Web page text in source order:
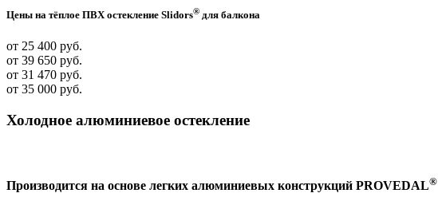
Цены на тёплое ПВХ остекление Slidors® для балкона
от 25 400 руб.
от 39 650 руб.
от 31 470 руб.
от 35 000 руб.
Холодное алюминиевое остекление
Производится на основе легких алюминиевых конструкций PROVEDAL®